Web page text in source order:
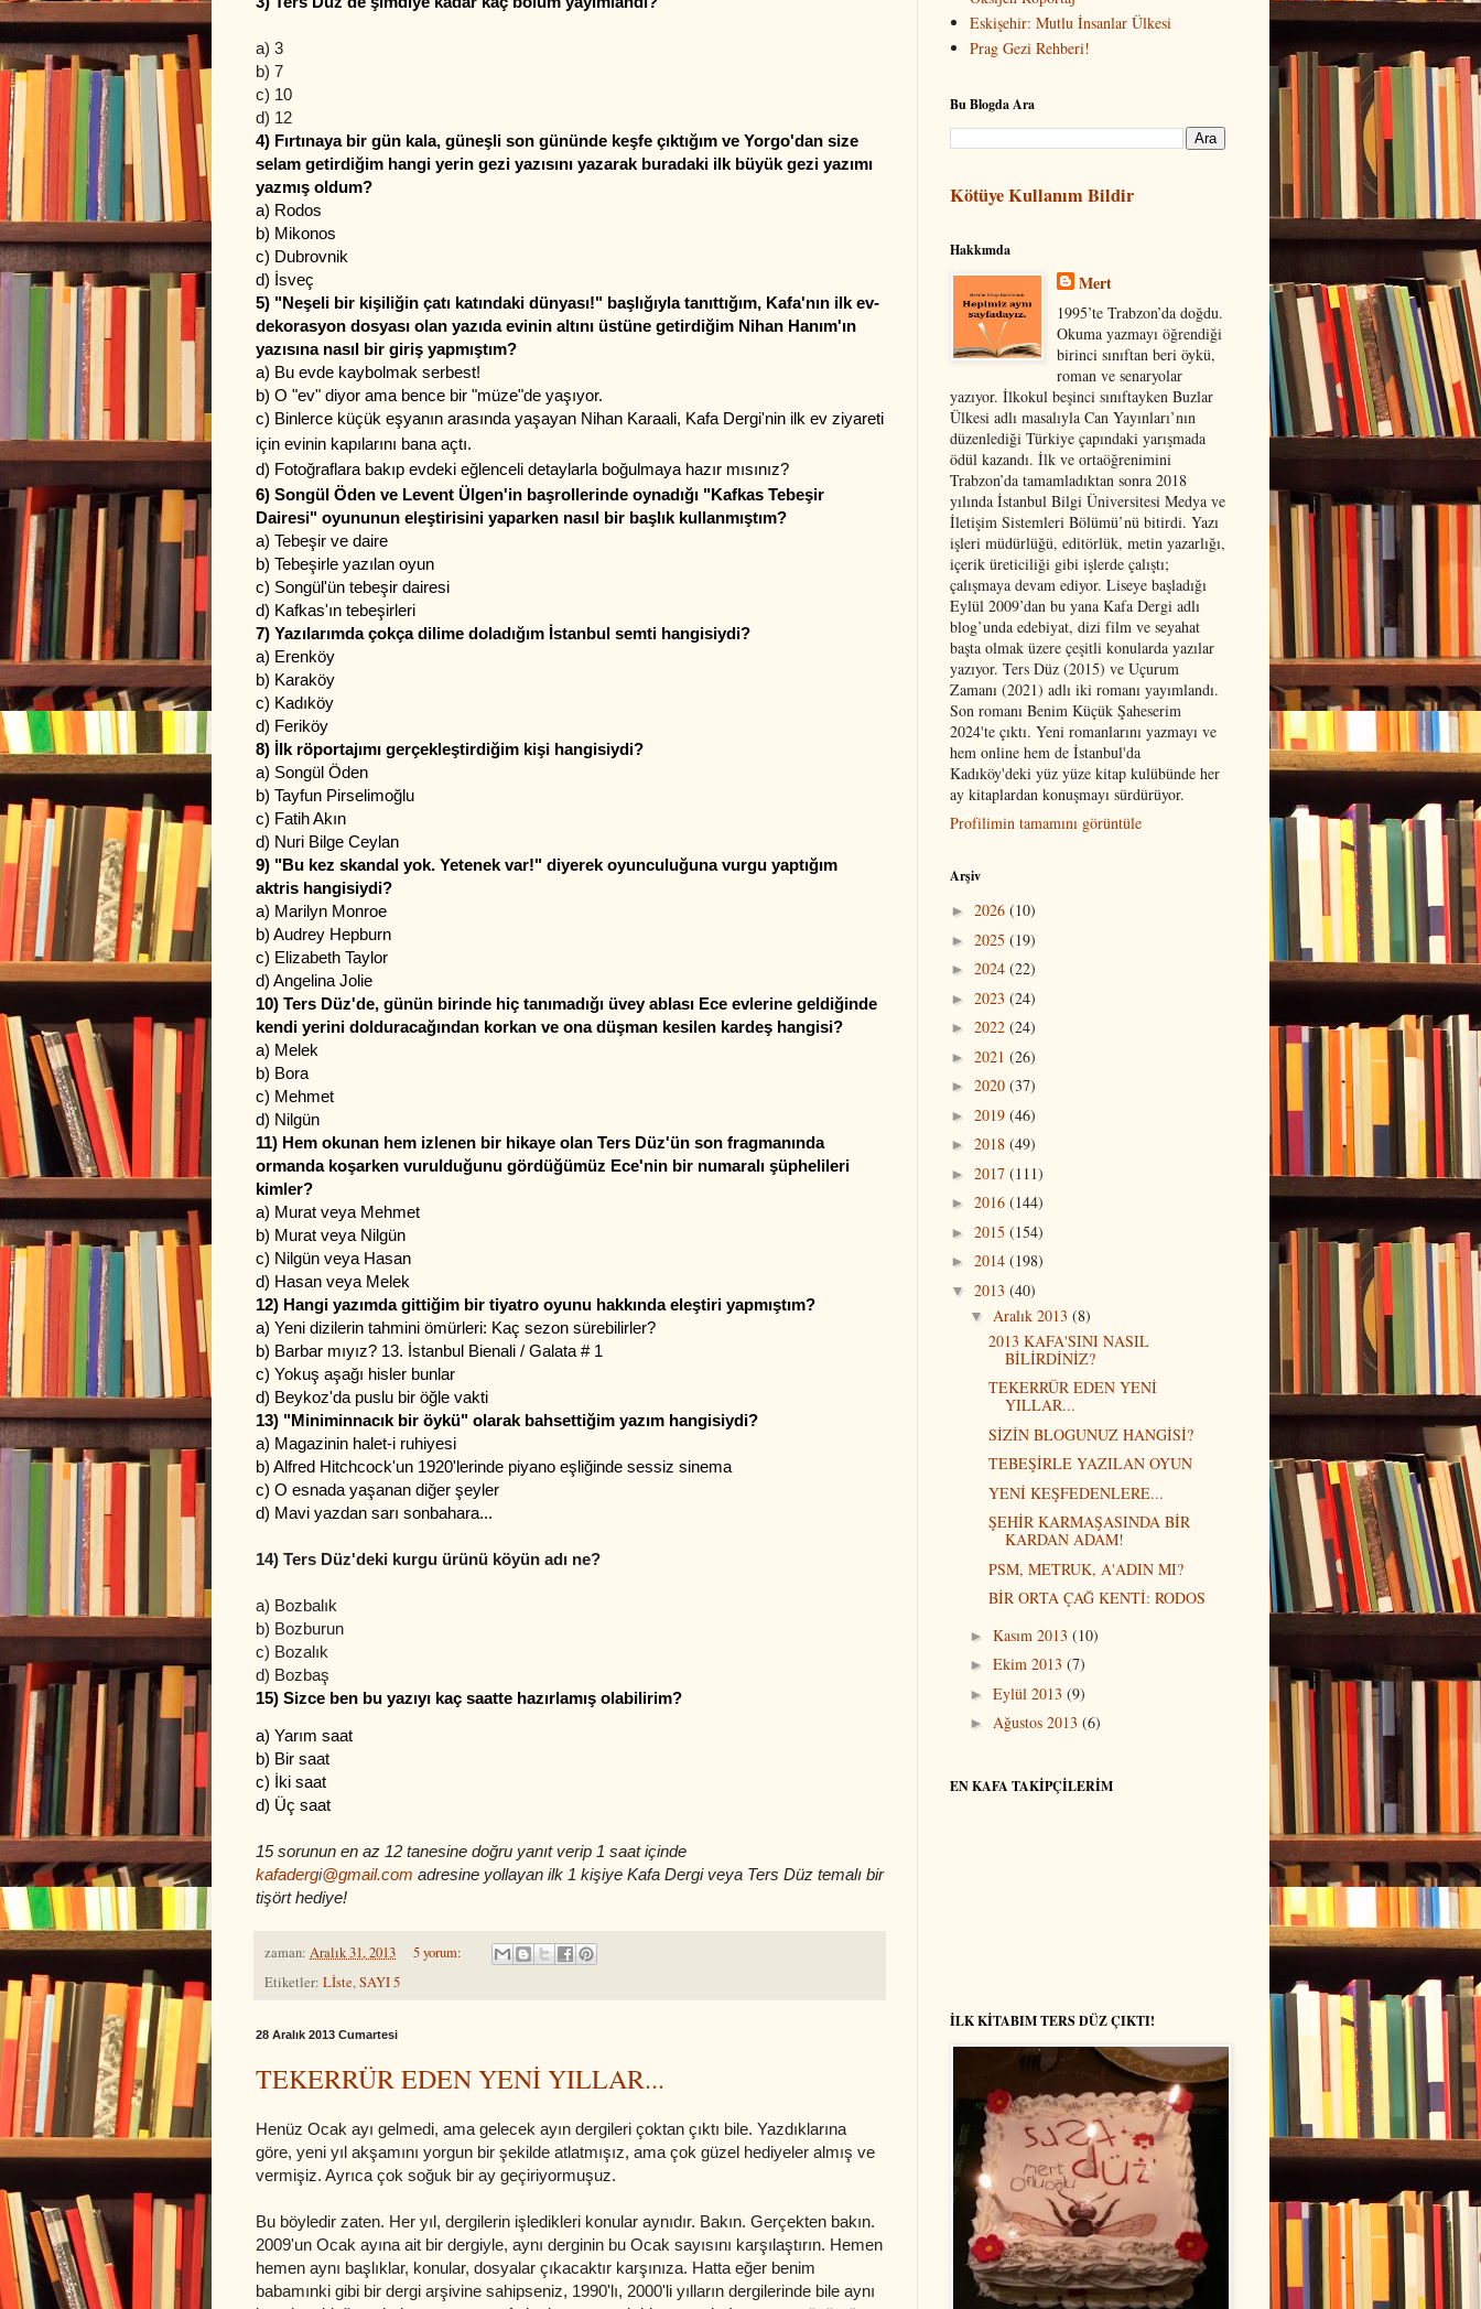
a) 3
b) 7
c) 10
d) 12
4) Fırtınaya bir gün kala, güneşli son gününde keşfe çıktığım ve Yorgo'dan size
selam getirdiğim hangi yerin gezi yazısını yazarak buradaki ilk büyük gezi yazımı
yazmış oldum?
a) Rodos
b) Mikonos
c) Dubrovnik
d) İsveç
5) "Neşeli bir kişiliğin çatı katındaki dünyası!" başlığıyla tanıttığım, Kafa'nın ilk ev-
dekorasyon dosyası olan yazıda evinin altını üstüne getirdiğim Nihan Hanım'ın
yazısına nasıl bir giriş yapmıştım?
a) Bu evde kaybolmak serbest!
b) O "ev" diyor ama bence bir "müze"de yaşıyor.
c) Binlerce küçük eşyanın arasında yaşayan Nihan Karaali, Kafa Dergi'nin ilk ev ziyareti
için evinin kapılarını bana açtı.
d) Fotoğraflara bakıp evdeki eğlenceli detaylarla boğulmaya hazır mısınız?
6) Songül Öden ve Levent Ülgen'in başrollerinde oynadığı "Kafkas Tebeşir
Dairesi" oyununun eleştirisini yaparken nasıl bir başlık kullanmıştım?
a) Tebeşir ve daire
b) Tebeşirle yazılan oyun
c) Songül'ün tebeşir dairesi
d) Kafkas'ın tebeşirleri
7) Yazılarımda çokça dilime doladığım İstanbul semti hangisiydi?
a) Erenköy
b) Karaköy
c) Kadıköy
d) Feriköy
8) İlk röportajımı gerçekleştirdiğim kişi hangisiydi?
a) Songül Öden
b) Tayfun Pirselimoğlu
c) Fatih Akın
d) Nuri Bilge Ceylan
9) "Bu kez skandal yok. Yetenek var!" diyerek oyunculuğuna vurgu yaptığım
aktris hangisiydi?
a) Marilyn Monroe
b) Audrey Hepburn
c) Elizabeth Taylor
d) Angelina Jolie
10) Ters Düz'de, günün birinde hiç tanımadığı üvey ablası Ece evlerine geldiğinde
kendi yerini dolduracağından korkan ve ona düşman kesilen kardeş hangisi?
a) Melek
b) Bora
c) Mehmet
d) Nilgün
11) Hem okunan hem izlenen bir hikaye olan Ters Düz'ün son fragmanında
ormanda koşarken vurulduğunu gördüğümüz Ece'nin bir numaralı şüphelileri
kimler?
a) Murat veya Mehmet
b) Murat veya Nilgün
c) Nilgün veya Hasan
d) Hasan veya Melek
12) Hangi yazımda gittiğim bir tiyatro oyunu hakkında eleştiri yapmıştım?
a) Yeni dizilerin tahmini ömürleri: Kaç sezon sürebilirler?
b) Barbar mıyız? 13. İstanbul Bienali / Galata # 1
c) Yokuş aşağı hisler bunlar
d) Beykoz'da puslu bir öğle vakti
13) "Miniminnacık bir öykü" olarak bahsettiğim yazım hangisiydi?
a) Magazinin halet-i ruhiyesi
b) Alfred Hitchcock'un 1920'lerinde piyano eşliğinde sessiz sinema
c) O esnada yaşanan diğer şeyler
d) Mavi yazdan sarı sonbahara...
14) Ters Düz'deki kurgu ürünü köyün adı ne?
a) Bozbalık
b) Bozburun
c) Bozalık
d) Bozbaş
15) Sizce ben bu yazıyı kaç saatte hazırlamış olabilirim?
a) Yarım saat
b) Bir saat
c) İki saat
d) Üç saat
15 sorunun en az 12 tanesine doğru yanıt verip 1 saat içinde
kafadergi@gmail.com adresine yollayan ilk 1 kişiye Kafa Dergi veya Ters Düz temalı bir
tişört hediye!
zaman: Aralık 31, 2013
5 yorum:
Etiketler: Lİste,SAYI 5
28 Aralık 2013 Cumartesi
TEKERRÜR EDEN YENİ YILLAR...
Henüz Ocak ayı gelmedi, ama gelecek ayın dergileri çoktan çıktı bile. Yazdıklarına
göre, yeni yıl akşamını yorgun bir şekilde atlatmışız, ama çok güzel hediyeler almış ve
vermişiz. Ayrıca çok soğuk bir ay geçiriyormuşuz.
Bu böyledir zaten. Her yıl, dergilerin işledikleri konular aynıdır. Bakın. Gerçekten bakın.
2009'un Ocak ayına ait bir dergiyle, aynı derginin bu Ocak sayısını karşılaştırın. Hemen
hemen aynı başlıklar, konular, dosyalar çıkacaktır karşınıza. Hatta eğer benim
babamınki gibi bir dergi arşivine sahipseniz, 1990'lı, 2000'li yılların dergilerinde bile aynı
Eskişehir: Mutlu İnsanlar Ülkesi
Prag Gezi Rehberi!
Bu Blogda Ara
Kötüye Kullanım Bildir
Hakkımda
Mert
1995’te Trabzon’da doğdu.
Okuma yazmayı öğrendiği
birinci sınıftan beri öykü,
roman ve senaryolar
yazıyor. İlkokul beşinci sınıftayken Buzlar
Ülkesi adlı masalıyla Can Yayınları’nın
düzenlediği Türkiye çapındaki yarışmada
ödül kazandı. İlk ve ortaöğrenimini
Trabzon’da tamamladıktan sonra 2018
yılında İstanbul Bilgi Üniversitesi Medya ve
İletişim Sistemleri Bölümü’nü bitirdi. Yazı
işleri müdürlüğü, editörlük, metin yazarlığı,
içerik üreticiliği gibi işlerde çalıştı;
çalışmaya devam ediyor. Liseye başladığı
Eylül 2009’dan bu yana Kafa Dergi adlı
blog’unda edebiyat, dizi film ve seyahat
başta olmak üzere çeşitli konularda yazılar
yazıyor. Ters Düz (2015) ve Uçurum
Zamanı (2021) adlı iki romanı yayımlandı.
Son romanı Benim Küçük Şaheserim
2024'te çıktı. Yeni romanlarını yazmayı ve
hem online hem de İstanbul'da
Kadıköy'deki yüz yüze kitap kulübünde her
ay kitaplardan konuşmayı sürdürüyor.
Profilimin tamamını görüntüle
Arşiv
► 2026 (10)
► 2025 (19)
► 2024 (22)
► 2023 (24)
► 2022 (24)
► 2021 (26)
► 2020 (37)
► 2019 (46)
► 2018 (49)
► 2017 (111)
► 2016 (144)
► 2015 (154)
► 2014 (198)
▼ 2013 (40)
▼ Aralık 2013 (8)
2013 KAFA'SINI NASIL
BİLİRDİNİZ?
TEKERRÜR EDEN YENİ
YILLAR...
SİZİN BLOGUNUZ HANGİSİ?
TEBEŞİRLE YAZILAN OYUN
YENİ KEŞFEDENLERE...
ŞEHİR KARMAŞASINDA BİR
KARDAN ADAM!
PSM, METRUK, A'ADIN MI?
BİR ORTA ÇAĞ KENTİ: RODOS
► Kasım 2013 (10)
► Ekim 2013 (7)
► Eylül 2013 (9)
► Ağustos 2013 (6)
EN KAFA TAKİPÇİLERİM
İLK KİTABIM TERS DÜZ ÇIKTI!